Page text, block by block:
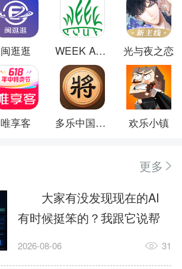
闽逛逛 WEEK AQUA 光与夜之恋
唯享客 多乐中国象棋 欢乐小镇
更多
大家有没发现现在的AI
有时候挺笨的？我跟它说帮
我订个明天早上的闹钟，它
2026-08-06 31